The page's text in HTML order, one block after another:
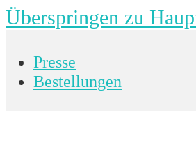
Überspringen zu
Presse
Bestellungen